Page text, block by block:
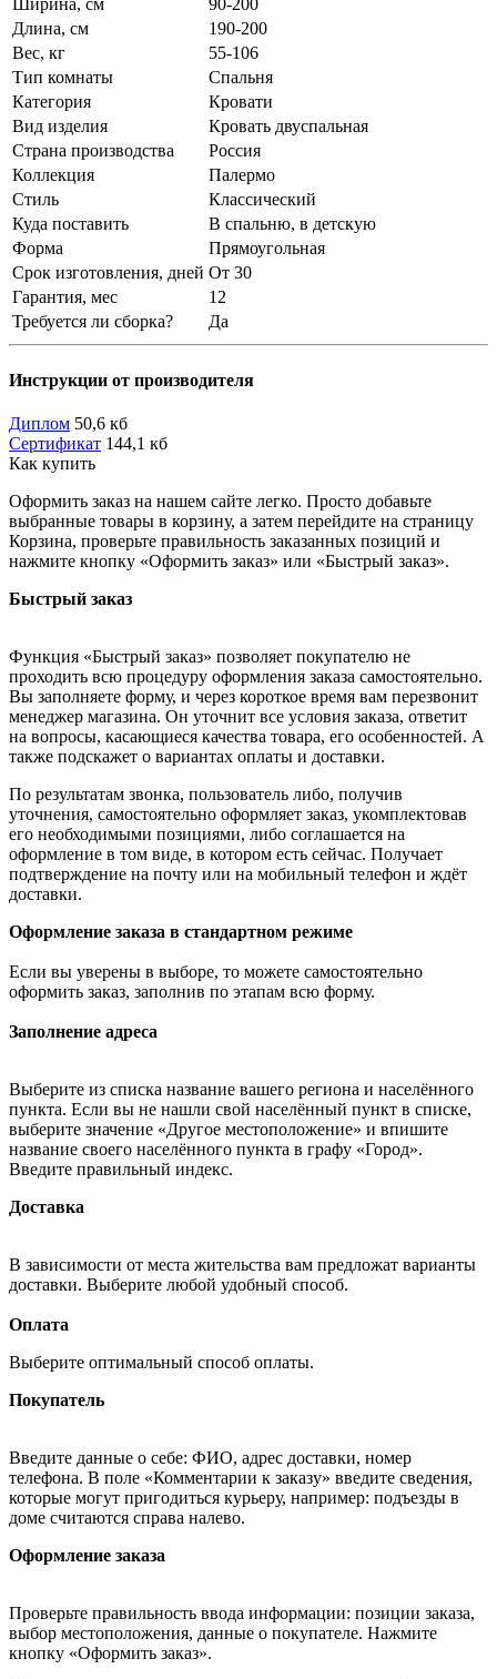
Ширина, см
90-200
Длина, см
190-200
Вес, кг
55-106
Тип комнаты
Спальня
Категория
Кровати
Вид изделия
Кровать двуспальная
Страна производства
Россия
Коллекция
Палермо
Стиль
Классический
Куда поставить
В спальню, в детскую
Форма
Прямоугольная
Срок изготовления, дней От 30
Гарантия, мес
12
Требуется ли сборка?
Да
Инструкции от производителя
Диплом 50,6 кб
Сертификат 144,1 кб
Как купить
Оформить заказ на нашем сайте легко. Просто добавьте
выбранные товары в корзину, а затем перейдите на страницу
Корзина, проверьте правильность заказанных позиций и
нажмите кнопку «Оформить заказ» или «Быстрый заказ».
Быстрый заказ
Функция «Быстрый заказ» позволяет покупателю не
проходить всю процедуру оформления заказа самостоятельно.
Вы заполняете форму, и через короткое время вам перезвонит
менеджер магазина. Он уточнит все условия заказа, ответит
на вопросы, касающиеся качества товара, его особенностей. А
также подскажет о вариантах оплаты и доставки.
По результатам звонка, пользователь либо, получив
уточнения, самостоятельно оформляет заказ, укомплектовав
его необходимыми позициями, либо соглашается на
оформление в том виде, в котором есть сейчас. Получает
подтверждение на почту или на мобильный телефон и ждёт
доставки.
Оформление заказа в стандартном режиме
Если вы уверены в выборе, то можете самостоятельно
оформить заказ, заполнив по этапам всю форму.
Заполнение адреса
Выберите из списка название вашего региона и населённого
пункта. Если вы не нашли свой населённый пункт в списке,
выберите значение «Другое местоположение» и впишите
название своего населённого пункта в графу «Город».
Введите правильный индекс.
Доставка
В зависимости от места жительства вам предложат варианты
доставки. Выберите любой удобный способ.
Оплата
Выберите оптимальный способ оплаты.
Покупатель
Введите данные о себе: ФИО, адрес доставки, номер
телефона. В поле «Комментарии к заказу» введите сведения,
которые могут пригодиться курьеру, например: подъезды в
доме считаются справа налево.
Оформление заказа
Проверьте правильность ввода информации: позиции заказа,
выбор местоположения, данные о покупателе. Нажмите
кнопку «Оформить заказ».